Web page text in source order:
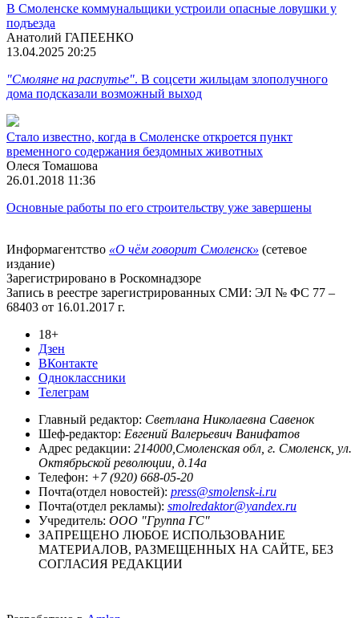
В Смоленске коммунальщики устроили опасные ловушки у
подъезда
Анатолий ГАПЕЕНКО
13.04.2025 20:25
"Смоляне на распутье". В соцсети жильцам злополучного
дома подсказали возможный выход
Стало известно, когда в Смоленске откроется пункт
временного содержания бездомных животных
Олеся Томашова
26.01.2018 11:36
Основные работы по его строительству уже завершены
Информагентство «О чём говорит Смоленск» (сетевое
издание)
Зарегистрировано в Роскомнадзоре
Запись в реестре зарегистрированных СМИ: ЭЛ № ФС 77 –
68403 от 16.01.2017 г.
18+
Дзен
ВКонтакте
Одноклассники
Телеграм
Главный редактор: Светлана Николаевна Савенок
Шеф-редактор: Евгений Валерьевич Ванифатов
Адрес редакции: 214000,Смоленская обл, г. Смоленск, ул.
Октябрьской революции, д.14а
Телефон: +7 (920) 668-05-20
Почта(отдел новостей): press@smolensk-i.ru
Почта(отдел рекламы): smolredaktor@yandex.ru
Учредитель: ООО "Группа ГС"
ЗАПРЕЩЕНО ЛЮБОЕ ИСПОЛЬЗОВАНИЕ
МАТЕРИАЛОВ, РАЗМЕЩЕННЫХ НА САЙТЕ, БЕЗ
СОГЛАСИЯ РЕДАКЦИИ